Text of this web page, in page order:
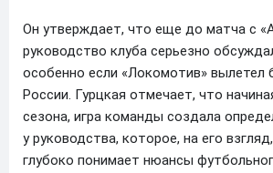
Он утверждает, что еще до матча с
руководство клуба серьезно
особенно если «Локомотив» вылетел
России. Гурцкая отмечает, что
сезона, игра команды создала
у руководства, которое, на его
глубоко понимает нюансы